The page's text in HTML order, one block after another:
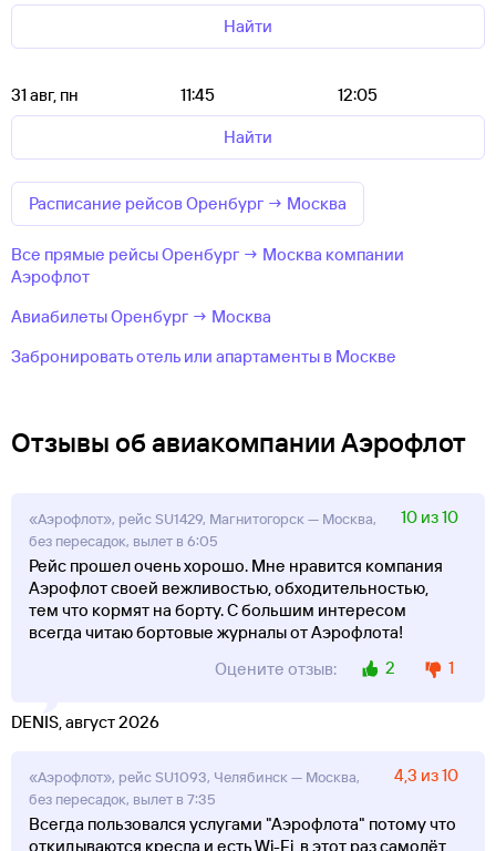
Найти
31 авг, пн 11:45
12:05
Найти
Расписание рейсов Оренбург → Москва
Все прямые рейсы Оренбург → Москва компании
Аэрофлот
Авиабилеты Оренбург → Москва
Забронировать отель или апартаменты в Москве
Отзывы об авиакомпании Аэрофлот
«Аэрофлот», рейс SU1429, Магнитогорск — Москва,
без пересадок, вылет в 6:05
10 из 10
Рейс прошел очень хорошо. Мне нравится компания
Аэрофлот своей вежливостью, обходительностью,
тем что кормят на борту. С большим интересом
всегда читаю бортовые журналы от Аэрофлота!
Оцените отзыв:
2 1
DENIS, август 2026
«Аэрофлот», рейс SU1093, Челябинск — Москва,
без пересадок, вылет в 7:35
4,3 из 10
Всегда пользовался услугами "Аэрофлота" потому что
откидываются кресла и есть Wi-Fi, в этот раз самолёт